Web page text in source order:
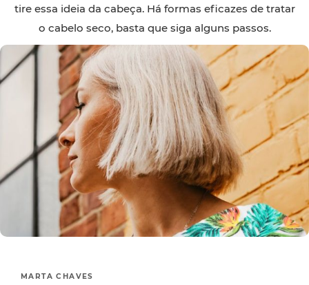
tire essa ideia da cabeça. Há formas eficazes de tratar
o cabelo seco, basta que siga alguns passos.
MARTA CHAVES